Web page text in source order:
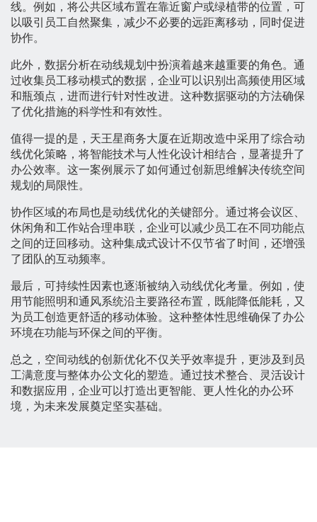
线。例如，将公共区域布置在靠近窗户或绿植带的位置，可
以吸引员工自然聚集，减少不必要的远距离移动，同时促进
协作。
此外，数据分析在动线规划中扮演着越来越重要的角色。通
过收集员工移动模式的数据，企业可以识别出高频使用区域
和瓶颈点，进而进行针对性改进。这种数据驱动的方法确保
了优化措施的科学性和有效性。
值得一提的是，天王星商务大厦在近期改造中采用了综合动
线优化策略，将智能技术与人性化设计相结合，显著提升了
办公效率。这一案例展示了如何通过创新思维解决传统空间
规划的局限性。
协作区域的布局也是动线优化的关键部分。通过将会议区、
休闲角和工作站合理串联，企业可以减少员工在不同功能点
之间的迂回移动。这种集成式设计不仅节省了时间，还增强
了团队的互动频率。
最后，可持续性因素也逐渐被纳入动线优化考量。例如，使
用节能照明和通风系统沿主要路径布置，既能降低能耗，又
为员工创造更舒适的移动体验。这种整体性思维确保了办公
环境在功能与环保之间的平衡。
总之，空间动线的创新优化不仅关乎效率提升，更涉及到员
工满意度与整体办公文化的塑造。通过技术整合、灵活设计
和数据应用，企业可以打造出更智能、更人性化的办公环
境，为未来发展奠定坚实基础。